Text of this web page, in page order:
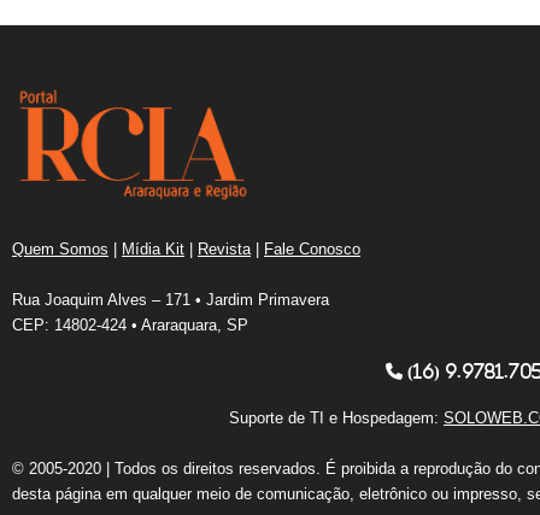
Quem Somos | Mídia Kit | Revista | Fale Conosco
Rua Joaquim Alves – 171 • Jardim Primavera
CEP: 14802-424 • Araraquara, SP
(16)
Suporte de TI e Hospedagem:
© 2005-2020 | Todos os direitos reservados. É proibida a reprodução do
desta página em qualquer meio de comunicação, eletrônico ou impresso,